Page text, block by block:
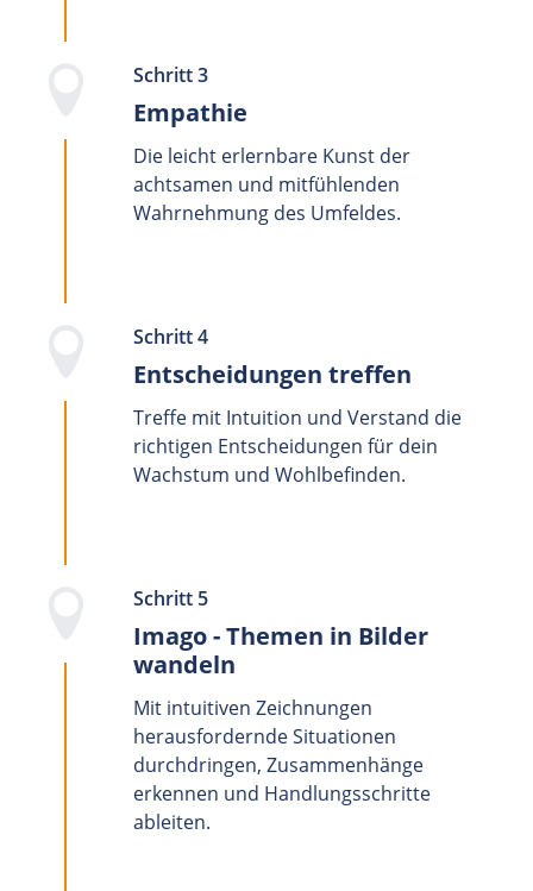
Schritt 3
Empathie
Die leicht erlernbare Kunst der
achtsamen und mitfühlenden
Wahrnehmung des Umfeldes.
Schritt 4
Entscheidungen treffen
Treffe mit Intuition und Verstand die
richtigen Entscheidungen für dein
Wachstum und Wohlbefinden.
Schritt 5
Imago - Themen in Bilder
wandeln
Mit intuitiven Zeichnungen
herausfordernde Situationen
durchdringen, Zusammenhänge
erkennen und Handlungsschritte
ableiten.